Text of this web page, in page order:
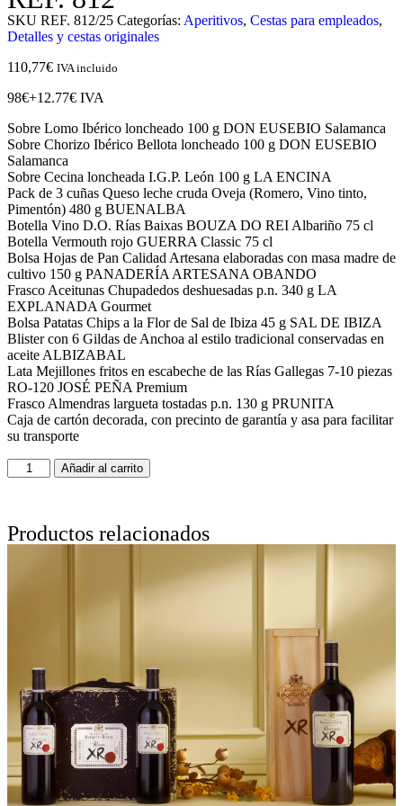
SKU REF. 812/25 Categorías: Aperitivos, Cestas para empleados,
Detalles y cestas originales
110,77€ IVA incluido
98€+12.77€ IVA
Sobre Lomo Ibérico loncheado 100 g DON EUSEBIO Salamanca
Sobre Chorizo Ibérico Bellota loncheado 100 g DON EUSEBIO
Salamanca
Sobre Cecina loncheada I.G.P. León 100 g LA ENCINA
Pack de 3 cuñas Queso leche cruda Oveja (Romero, Vino tinto,
Pimentón) 480 g BUENALBA
Botella Vino D.O. Rías Baixas BOUZA DO REI Albariño 75 cl
Botella Vermouth rojo GUERRA Classic 75 cl
Bolsa Hojas de Pan Calidad Artesana elaboradas con masa madre de
cultivo 150 g PANADERÍA ARTESANA OBANDO
Frasco Aceitunas Chupadedos deshuesadas p.n. 340 g LA
EXPLANADA Gourmet
Bolsa Patatas Chips a la Flor de Sal de Ibiza 45 g SAL DE IBIZA
Blister con 6 Gildas de Anchoa al estilo tradicional conservadas en
aceite ALBIZABAL
Lata Mejillones fritos en escabeche de las Rías Gallegas 7-10 piezas
RO-120 JOSÉ PEÑA Premium
Frasco Almendras largueta tostadas p.n. 130 g PRUNITA
Caja de cartón decorada, con precinto de garantía y asa para facilitar
su transporte
Añadir al carrito
Productos relacionados